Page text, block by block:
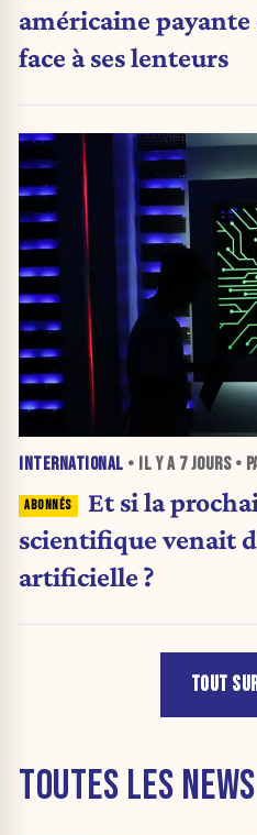
américaine payante
face à ses lenteurs
INTERNATIONAL • IL Y A 7 JOURS•
Et si la
scientifique venait
artificielle ?
TOUT
TOUTES LES NEWS